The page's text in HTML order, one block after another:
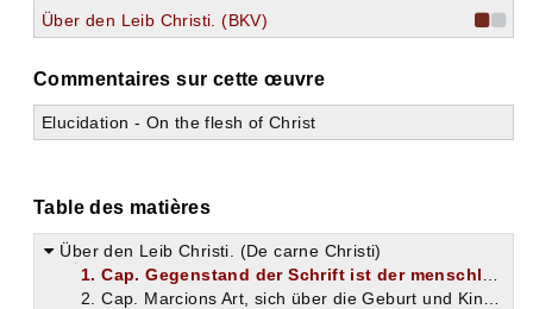
Über den Leib Christi. (BKV)
Commentaires sur cette œuvre
Elucidation - On the flesh of Christ
Table des matières
Über den Leib Christi. (De carne Christi)